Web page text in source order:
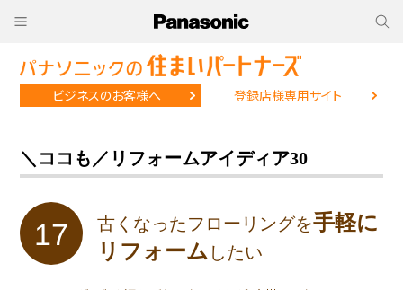
ビジネスのお客様へ 登録店様専用サイト
＼ココも／リフォームアイディア30
17 古くなったフローリングを手軽に
リフォーム したい